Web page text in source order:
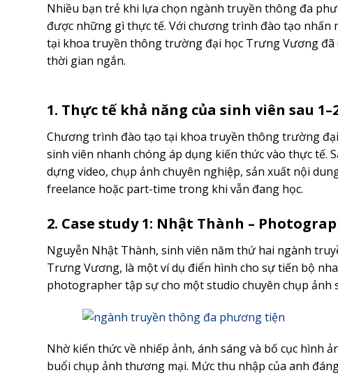
LinkedIn
Nhiều bạn trẻ khi lựa chọn ngành truyền thông đa
được những gì thực tế. Với chương trình đào tạo
tại khoa truyền thông trường đại học Trưng Vương
thời gian ngắn.
1. Thực tế khả năng của sinh viên sau
Chương trình đào tạo tại khoa truyền thông trường
sinh viên nhanh chóng áp dụng kiến thức vào thực tế.
dựng video, chụp ảnh chuyên nghiệp, sản xuất nội
freelance hoặc part-time trong khi vẫn đang học.
2. Case study 1: Nhật Thành –
Nguyễn Nhật Thành, sinh viên năm thứ hai ngành
Trưng Vương, là một ví dụ điển hình cho sự tiến bộ
photographer tập sự cho một studio chuyên chụp ảnh
Nhờ kiến thức về nhiếp ảnh, ánh sáng và bố cục hình
buổi chụp ảnh thương mại. Mức thu nhập của anh